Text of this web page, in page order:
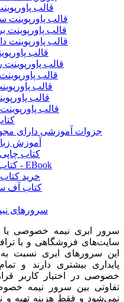
قالب
قالب پاورپوینت
قالب پاورپوینت
قالب پاورپوینت
قالب
قالب
قالب
قالب
قالب
قالب
جزوات آموزشی دارای
آموزش
کتاب
کتاب الکترونیک - EBook
خرید
کتاب آف
سرورهای
سرور ابری نیمه خصوصی یا
سایت‌های فروشگاهی و با
این سرورهای ابری نسبت
پایداری بیشتری دارند و
خصوصی در اختیار کاربر
تفاوتی بین سرور نیمه
نمی‌شود و فقط هزینه تهیه و